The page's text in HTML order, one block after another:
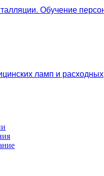
Обучение
ламп и расходных